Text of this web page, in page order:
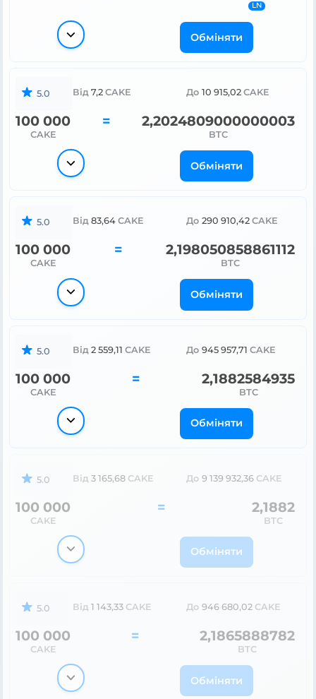
LN
Обміняти
5.0 Від 7,2 CAKE До 10 915,02 CAKE
100 000
CAKE
= 2,2019436000000003
BTC
Обміняти
5.0 Від 83,64 CAKE До 290 910,42 CAKE
100 000
CAKE
= 2,198050858861112
BTC
Обміняти
5.0 Від 2 559,11 CAKE До 945 957,71 CAKE
100 000
CAKE
= 2,1882584935
BTC
Обміняти
5.0 Від 1 143,33 CAKE До 946 680,02 CAKE
100 000
CAKE
2,1865888782
Обміняти
5.0 Від 3 168,14 CAKE До 9 147 038,65 CAKE
100 000
CAKE
2,1865
Обміняти